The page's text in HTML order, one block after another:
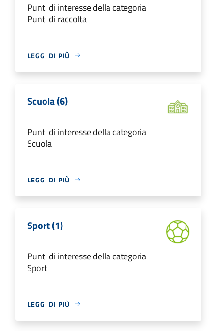
Punti di interesse della categoria
Punti di raccolta
LEGGI DI PIÙ
Scuola (6)
Punti di interesse della categoria
Scuola
LEGGI DI PIÙ
Sport (1)
Punti di interesse della categoria
Sport
LEGGI DI PIÙ